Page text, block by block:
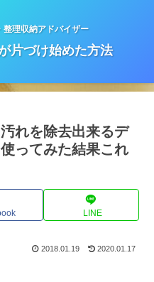
整理収納アドバイザー
片づけ始めた方法
れを除去出来るデ
ってみた結果これ
LINE
2018.01.19 2020.01.17